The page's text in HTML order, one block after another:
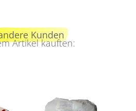
Kunden
Artikel kauften: